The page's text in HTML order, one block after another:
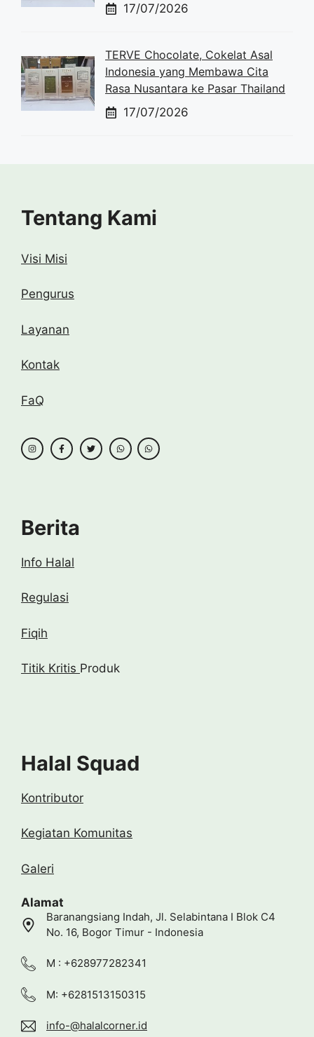
17/07/2026
TERVE Chocolate, Cokelat Asal
Indonesia yang Membawa Cita
Rasa Nusantara ke Pasar Thailand
17/07/2026
Tentang Kami
Visi Misi
Pengurus
Layanan
Kontak
FaQ
Berita
Info Halal
Regulasi
Fiqih
Titik Kritis Produk
Halal Squad
Kontributor
Kegiatan Komunitas
Galeri
Alamat
Baranangsiang Indah, Jl. Selabintana I Blok C4
No. 16, Bogor Timur - Indonesia
M : +628977282341
M: +6281513150315
info-@halalcorner.id